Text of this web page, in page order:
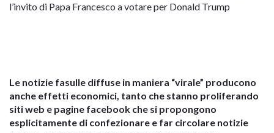
l’invito di Papa Francesco a votare per Donald Trump
Le notizie fasulle diffuse in maniera “virale” producono
anche effetti economici, tanto che stanno proliferando
siti web e pagine facebook che si propongono
esplicitamente di confezionare e far circolare notizie